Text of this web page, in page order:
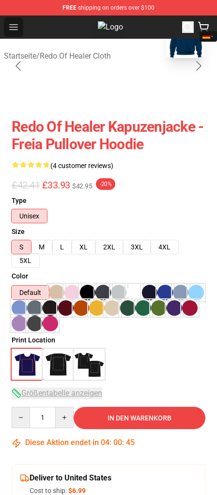
FREE shipping on orders over $100
Open menu Redo Of Healer Store - Official
Startseite/Redo Of Healer Cloth
Redo Of Healer Kapuzenjacke -
Freia Pullover Hoodie
(4 customer reviews)
£42.41 £33.93 $42.95 -20%
Type
Unisex
Size
S
M L XL 2XL 3XL
4XL
5XL
Color
Default
Print Location
Größentabelle anzeigen
IN DEN WARENKORB
Diese Aktion endet in 04: 00: 44
Deliver to United States
Cost to ship:$6.99